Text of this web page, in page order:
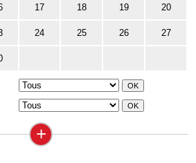
17 18 19 20
24 25 26 27
+